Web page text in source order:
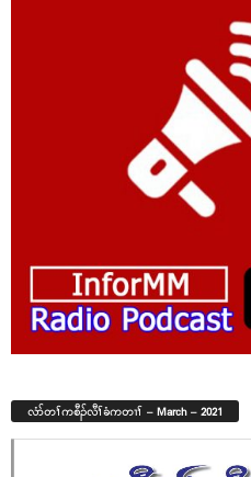
လံာ်တၢ်ကစီၣ်လီၢ်ခံကတၢၢ် – March – 2021